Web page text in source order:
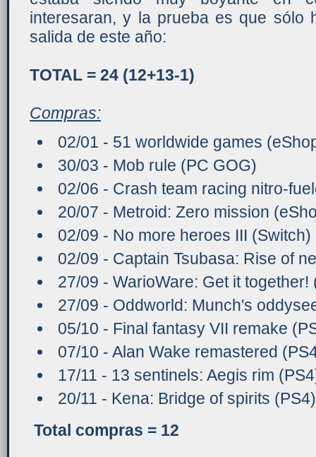
interesaran, y la prueba es que sólo
salida de este año:
TOTAL = 24 (12+13-1)
Compras:
02/01 - 51 worldwide games
30/03 - Mob rule (PC GOG)
02/06 - Crash team racing nitro-
20/07 - Metroid: Zero mission
02/09 - No more heroes III (Switch)
02/09 - Captain Tsubasa: Rise of
27/09 - WarioWare: Get it together!
27/09 - Oddworld: Munch's
05/10 - Final fantasy VII remake
07/10 - Alan Wake remastered
17/11 - 13 sentinels: Aegis rim
20/11 - Kena: Bridge of spirits (PS4)
Total compras = 12